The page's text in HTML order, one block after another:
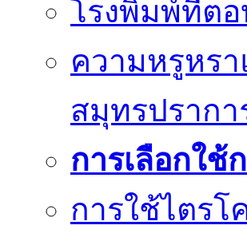
โรงพิมพ์ที่ต
ความหรูหร
สมุทรปรากา
การเลือกใช้
การใช้ไตร